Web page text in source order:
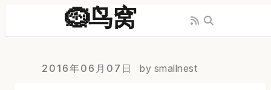
🪹鸟窝
2016年06月07日 by smallnest